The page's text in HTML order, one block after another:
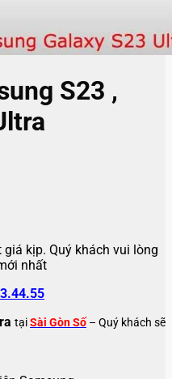
S23 ,
kịp. Quý khách vui lòng
nhất
tạiSài Gòn Số – Quý khách sẽ